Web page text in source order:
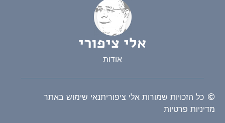
אלי ציפורי
אודות
כל הזכויות שמורות אלי ציפוריתנאי שימוש באתר
פרטיות